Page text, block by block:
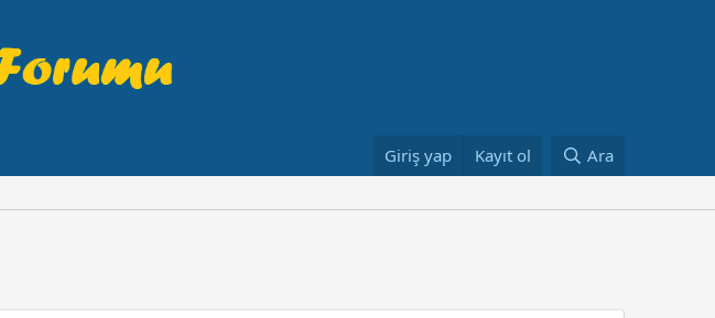
Giriş yap Kayıt ol Ara